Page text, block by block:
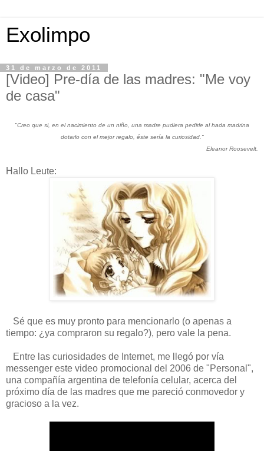
Exolimpo
31 de marzo de 2011
[Video] Pre-día de las madres: "Me voy
de casa"
"Creo que si, en el nacimiento de un niño, una madre pudiera pedirle al hada madrina
dotarlo con el mejor regalo, éste sería la curiosidad."
Eleanor Roosevelt.
Hallo Leute:
Sé que es muy pronto para mencionarlo (o apenas a
tiempo: ¿ya compraron su regalo?), pero vale la pena.
Entre las curiosidades de Internet, me llegó por vía
messenger este video promocional del 2006 de "Personal",
una compañía argentina de telefonía celular, acerca del
próximo día de las madres que me pareció conmovedor y
gracioso a la vez.